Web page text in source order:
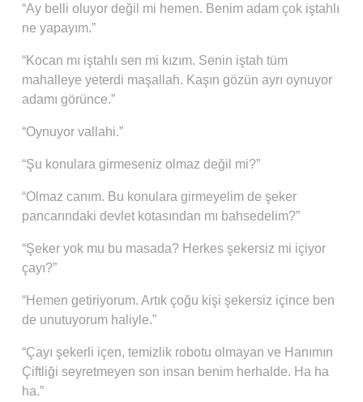
“Ay belli oluyor değil mi hemen. Benim adam çok iştahlı
ne yapayım.”
“Kocan mı iştahlı sen mi kızım. Senin iştah tüm
mahalleye yeterdi maşallah. Kaşın gözün ayrı oynuyor
adamı görünce.”
“Oynuyor vallahi.”
“Şu konulara girmeseniz olmaz değil mi?”
“Olmaz canım. Bu konulara girmeyelim de şeker
pancarındaki devlet kotasından mı bahsedelim?”
“Şeker yok mu bu masada? Herkes şekersiz mi içiyor
çayı?”
“Hemen getiriyorum. Artık çoğu kişi şekersiz içince ben
de unutuyorum haliyle.”
“Çayı şekerli içen, temizlik robotu olmayan ve Hanımın
Çiftliği seyretmeyen son insan benim herhalde. Ha ha
ha.”